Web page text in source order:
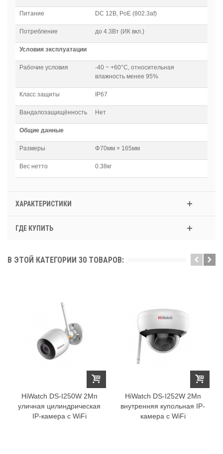
Питание DC 12В, PoE (802.3af)
Потребление до 4.3Вт (ИК вкл.)
Условия эксплуатации
Рабочие условия
-40 ~ +60°C, относительная
влажность менее 95%
Класс защиты IP67
Вандалозащищённость Нет
Общие данные
Размеры Φ70мм × 165мм
Вес нетто 0.38кг
ХАРАКТЕРИСТИКИ
ГДЕ КУПИТЬ
В ЭТОЙ КАТЕГОРИИ 30 ТОВАРОВ:
HiWatch DS-I250W 2Мп
уличная цилиндрическая
IP-камера c WiFi
HiWatch DS-I252W 2Мп
внутренняя купольная IP-
камера c WiFi